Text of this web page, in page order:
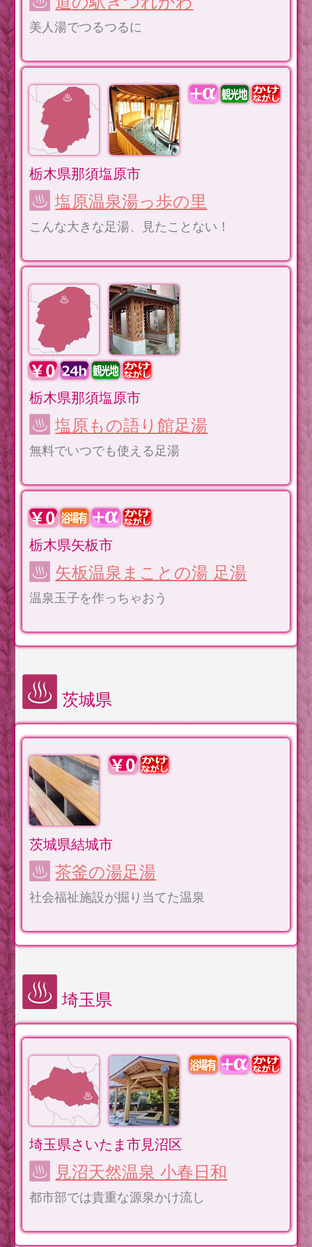
美人湯でつるつるに
栃木県那須塩原市
塩原温泉湯っ歩の里
こんな大きな足湯、見たことない！
栃木県那須塩原市
塩原もの語り館足湯
無料でいつでも使える足湯
栃木県矢板市
矢板温泉まことの湯 足湯
温泉玉子を作っちゃおう
茨城県
茨城県結城市
茶釜の湯足湯
社会福祉施設が掘り当てた温泉
埼玉県
埼玉県さいたま市見沼区
見沼天然温泉 小春日和
都市部では貴重な源泉かけ流し